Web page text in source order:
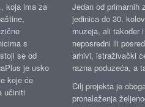
koja ima za
s
se od
je usko
koje će
učiniti
Jedan od primarnih
jedinica do 30.
muzeja, ali također
neposredni ili
arhivi, istraživački
razna poduzeća, a
Cilj projekta je
pronalaženja